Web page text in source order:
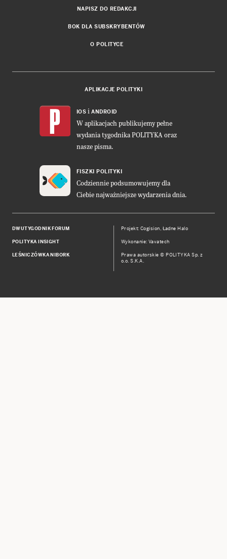
NAPISZ DO REDAKCJI
BOK DLA SUBSKRYBENTÓW
O POLITYCE
APLIKACJE POLITYKI
IOS i ANDROID
W aplikacjach publikujemy pełne
wydania tygodnika POLITYKA oraz
nasze pisma.
FISZKI POLITYKI
Codziennie podsumowujemy dla
Ciebie najważniejsze wydarzenia dnia.
DWUTYGODNIK FORUM
POLITYKA INSIGHT
LEŚNICZÓWKA NIBORK
Projekt:Cogision, Ładne Halo
Wykonanie: Vavatech
Prawa autorskie © POLITYKA Sp. z
o.o. S.K.A.